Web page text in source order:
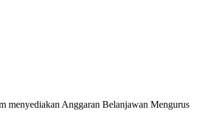
menyediakan Anggaran Belanjawan Mengurus